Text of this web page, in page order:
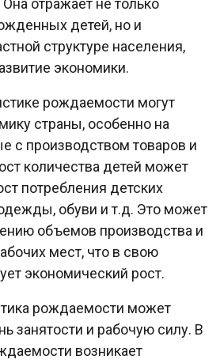
отражает не только
детей, но и
структуре населения,
экономики.
рождаемости могут
страны, особенно на
с производством товаров и
количества детей может
потребления детских
обуви и т.д. Это может
объемов производства и
мест, что в свою
экономический рост.
рождаемости может
занятости и рабочую силу. В
возникает